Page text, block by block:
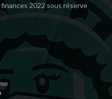
2022 sous réserve